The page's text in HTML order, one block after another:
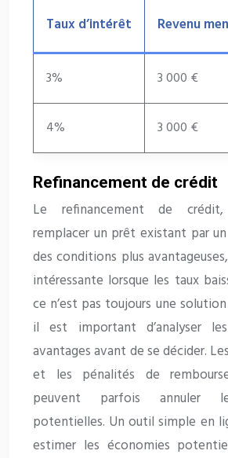
Taux d’intérêt Revenu
3% 3 000 €
4% 3 000 €
Refinancement de crédit
Le refinancement de
remplacer un prêt existant par
des conditions plus
intéressante lorsque les taux
ce n’est pas toujours une
il est important d’analyser
avantages avant de se décider.
et les pénalités de
peuvent parfois annuler
potentielles. Un outil simple en
estimer les économies